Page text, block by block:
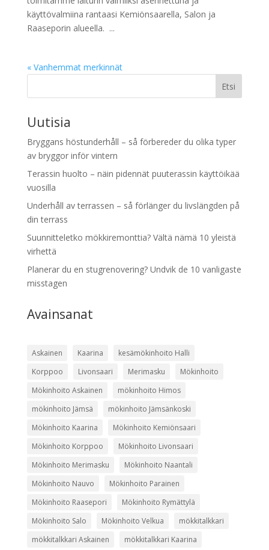
käyttövalmiina rantaasi Kemiönsaarella, Salon ja
Raaseporin alueella. ...
« Vanhemmat merkinnät
Etsi
Uutisia
Bryggans höstunderhåll – så förbereder du olika typer
av bryggor inför vintern
Terassin huolto – näin pidennät puuterassin käyttöikää
vuosilla
Underhåll av terrassen – så förlänger du livslängden på
din terrass
Suunnitteletko mökkiremonttia? Vältä nämä 10 yleistä
virhettä
Planerar du en stugrenovering? Undvik de 10 vanligaste
misstagen
Avainsanat
Askainen Kaarina
kesämökinhoito Halli
Korppoo
Livonsaari Merimasku
Mökinhoito
Mökinhoito Askainen
mökinhoito Himos
mökinhoito Jämsä
mökinhoito Jämsänkoski
Mökinhoito Kaarina
Mökinhoito Kemiönsaari
Mökinhoito Korppoo
Mökinhoito Livonsaari
Mökinhoito Merimasku
Mökinhoito Naantali
Mökinhoito Nauvo
Mökinhoito Parainen
Mökinhoito Raasepori
Mökinhoito Rymättylä
Mökinhoito Salo
Mökinhoito Velkua
mökkitalkkari
mökkitalkkari Askainen
mökkitalkkari Kaarina